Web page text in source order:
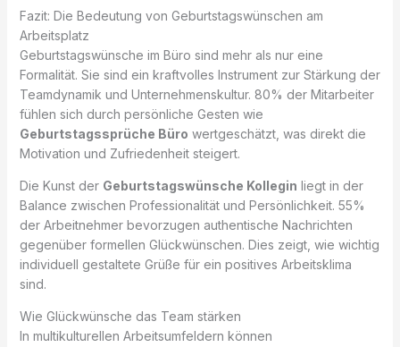
Fazit: Die Bedeutung von Geburtstagswünschen am
Arbeitsplatz
Geburtstagswünsche im Büro sind mehr als nur eine
Formalität. Sie sind ein kraftvolles Instrument zur Stärkung der
Teamdynamik und Unternehmenskultur. 80% der Mitarbeiter
fühlen sich durch persönliche Gesten wie
Geburtstagssprüche Büro wertgeschätzt, was direkt die
Motivation und Zufriedenheit steigert.
Die Kunst der Geburtstagswünsche Kollegin liegt in der
Balance zwischen Professionalität und Persönlichkeit. 55%
der Arbeitnehmer bevorzugen authentische Nachrichten
gegenüber formellen Glückwünschen. Dies zeigt, wie wichtig
individuell gestaltete Grüße für ein positives Arbeitsklima
sind.
Wie Glückwünsche das Team stärken
In multikulturellen Arbeitsumfeldern können